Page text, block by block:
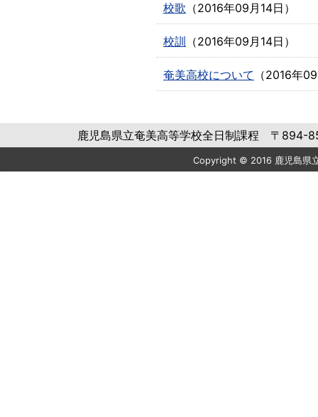
校歌 （2016年09月14日 ）
校訓 （2016年09月14日 ）
奄美高校について （2016年
鹿児島県立奄美高等学校全日制課程 〒
Copyright © 2016 鹿児島県